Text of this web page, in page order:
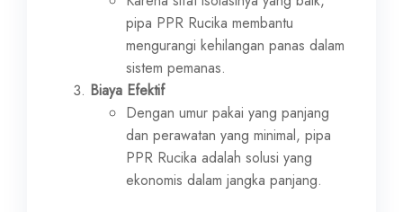
pipa PPR Rucika membantu
mengurangi kehilangan panas dalam
sistem pemanas.
Biaya Efektif
Dengan umur pakai yang panjang
dan perawatan yang minimal, pipa
PPR Rucika adalah solusi yang
ekonomis dalam jangka panjang.